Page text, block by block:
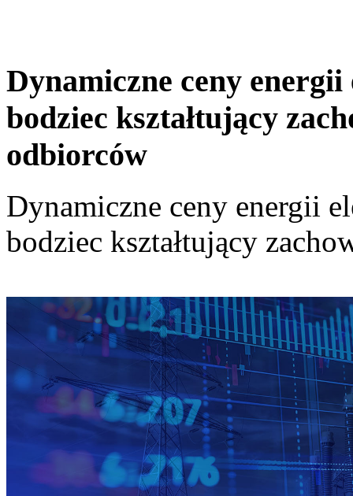
Dynamiczne ceny
bodziec kształtujący
odbiorców
Dynamiczne ceny energii
bodziec kształtujący